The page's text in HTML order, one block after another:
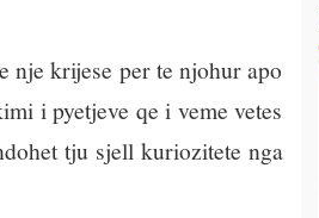
nje krijese per te njohur apo
i pyetjeve qe i veme vetes
tju sjell kuriozitete nga